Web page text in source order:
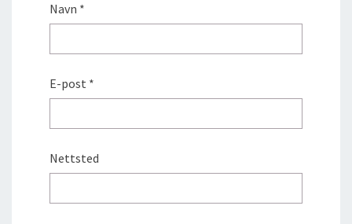
Navn *
E-post *
Nettsted